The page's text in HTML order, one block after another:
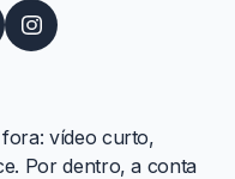
vídeo curto,
Por dentro, a conta